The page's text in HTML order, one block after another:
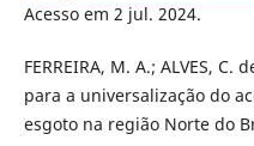
Acesso em 2 jul. 2024.
FERREIRA, M. A.; ALVES, C.
para a universalização do
esgoto na região Norte do